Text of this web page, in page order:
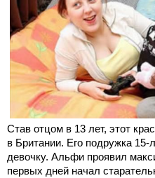
Став отцом в 13 лет, этот
в Британии. Его подружка
девочку. Альфи проявил
первых дней начал